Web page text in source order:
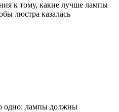
к тому, какие лучше лампы
люстра казалась
одно: лампы должны